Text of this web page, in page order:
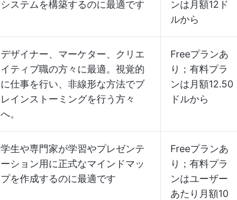
システムを構築するのに最適です
ンは月額12ド
ルから
デザイナー、マーケター、クリエ
イティブ職の方々に最適。視覚的
に仕事を行い、非線形な方法でブ
レインストーミングを行う方々
へ。
Freeプランあ
り；有料プラ
ンは月額12.50
ドルから
学生や専門家が学習やプレゼンテ
ーション用に正式なマインドマッ
プを作成するのに最適です
Freeプランあ
り；有料プラ
ンはユーザー
あたり月額10